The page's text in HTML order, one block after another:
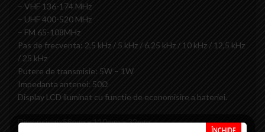
– VHF 136-174 MHz
– UHF 400-520 MHz
– FM 65-108MHz
Pas de frecventa: 2,5 kHz / 5 kHz / 6,25 kHz / 10 kHz / 12,5 kHz
/ 25 kHz
Putere de transmisie: 5W – 1W
Impedanta antenei: 50Ω
Display LCD iluminat cu functie de economisire a bateriei.
Dimensiuni: 58mm x 110mm x 32mm